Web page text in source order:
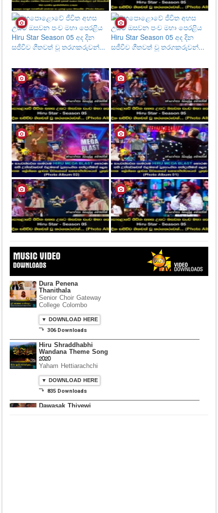
Dura Penena
Thanithala
Senior Choir Gateway
College Colombo
▼ DOWNLOAD HERE
⤵ 306 Downloads
Hiru Shraddhabhi
Wandana Theme Song
2020
Yaham Hettiarachchi
▼ DOWNLOAD HERE
⤵ 835 Downloads
Dawasak Thiyewi